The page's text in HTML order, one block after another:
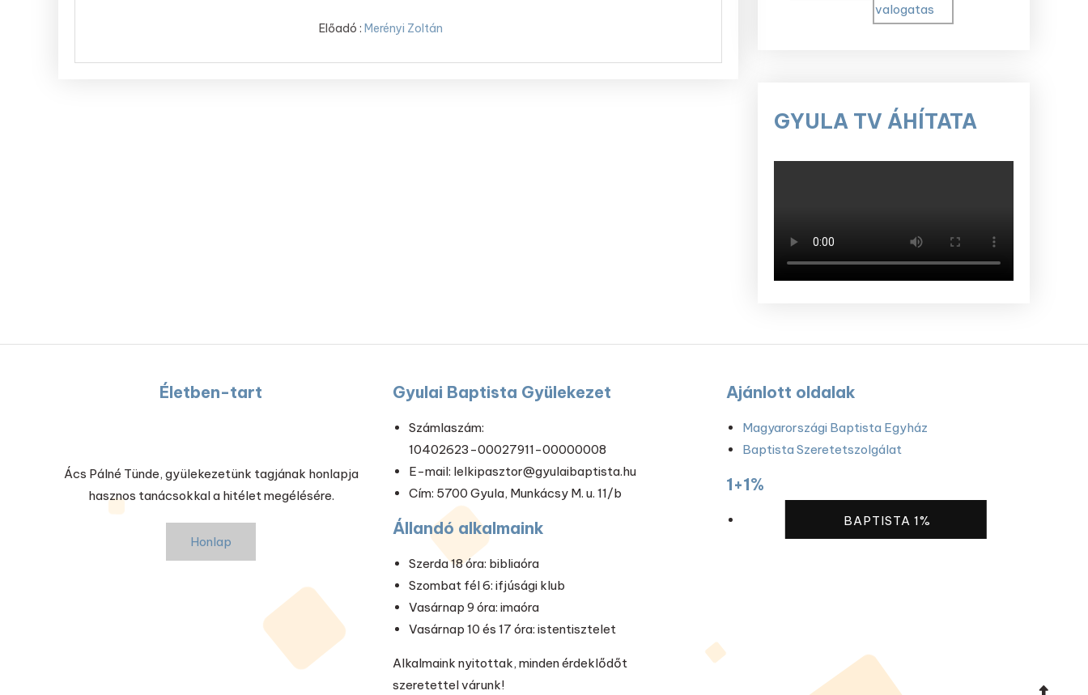
Előadó : Merényi Zoltán
GYULA TV ÁHÍTATA
Életben-tart
Ács Pálné Tünde, gyülekezetünk tagjának honlapja
hasznos tanácsokkal a hitélet megélésére.
Honlap
Gyulai Baptista Gyülekezet
Számlaszám:
10402623-00027911-00000008
E-mail: lelkipasztor@gyulaibaptista.hu
Cím: 5700 Gyula, Munkácsy M. u. 11/b
Állandó alkalmaink
Szerda 18 óra: bibliaóra
Szombat fél 6: ifjúsági klub
Vasárnap 9 óra: imaóra
Vasárnap 10 és 17 óra: istentisztelet
Alkalmaink nyitottak, minden érdeklődőt
szeretettel várunk!
Ajánlott oldalak
Magyarországi Baptista Egyház
Baptista Szeretetszolgálat
1+1%
BAPTISTA 1%